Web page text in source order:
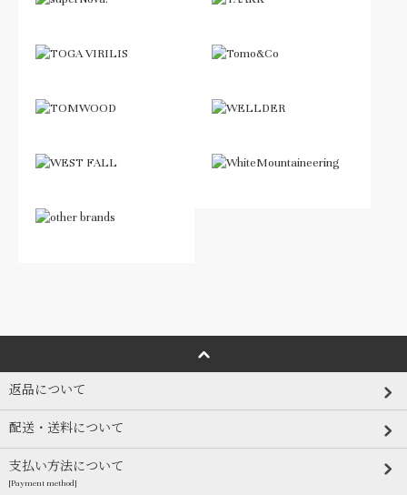
返品について
配送・送料について
支払い方法について
[Payment method]